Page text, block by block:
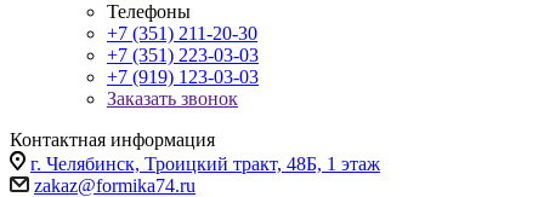
Телефоны
+7 (351) 211-20-30
+7 (351) 223-03-03
+7 (919) 123-03-03
Заказать звонок
Контактная информация
г. Челябинск, Троицкий тракт, 48Б, 1 этаж
zakaz@formika74.ru